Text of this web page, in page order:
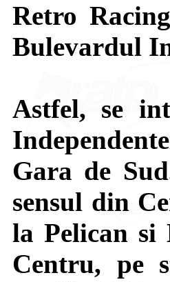
Retro
Bulevardul
Astfel, se
Gara de
sensul din
la Pelican si
Centru, pe